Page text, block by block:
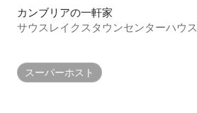
カンブリアの一軒家
サウスレイクスタウンセンターハウス
スーパーホスト
スーパーホスト